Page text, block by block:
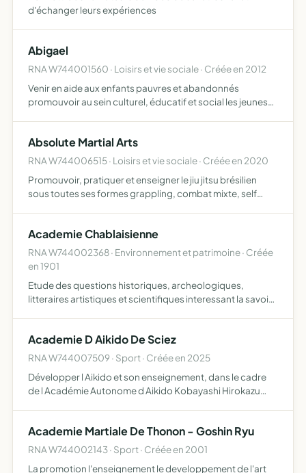
d'échanger leurs expériences
Abigael
RNA W744001560 · Loisirs et vie sociale · Créée en 2012
Venir en aide aux enfants pauvres et abandonnés
promouvoir au sein culturel, éducatif et social les jeunes
Absolute Martial Arts
RNA W744006515 · Loisirs et vie sociale · Créée en 2020
Promouvoir, pratiquer et enseigner le jiu jitsu brésilien
sous toutes ses formes grappling, combat mixte, self
Academie Chablaisienne
RNA W744002368 · Environnement et patrimoine · Créée
en 1901
Etude des questions historiques, archeologiques,
litteraires artistiques et scientifiques interessant la savoie
Academie D Aikido De Sciez
RNA W744007509 · Sport · Créée en 2025
Développer l Aikido et son enseignement, dans le cadre
de l Académie Autonome d Aikido Kobayashi Hirokazu
Academie Martiale De Thonon - Goshin Ryu
RNA W744002143 · Sport · Créée en 2001
La promotion l'enseignement le developpement de l'art